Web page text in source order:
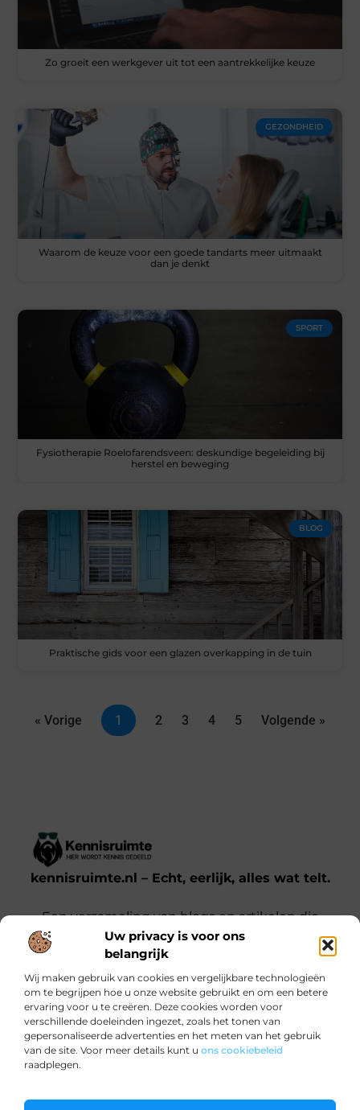
Uw privacy is voor ons
belangrijk
Wij maken gebruik van cookies en vergelijkbare technologieën
om te begrijpen hoe u onze website gebruikt en om een betere
ervaring voor u te creëren. Deze cookies worden voor
verschillende doeleinden ingezet, zoals het tonen van
gepersonaliseerde advertenties en het meten van het gebruik
van de site. Voor meer details kunt u ons cookiebeleid
raadplegen.
Zo groeit een werkgever uit tot een aantrekkelijke keuze
GEZONDHEID
Waarom de keuze voor een goede tandarts meer uitmaakt
dan je denkt
SPORT
Fysiotherapie Roelofarendsveen: deskundige begeleiding bij
herstel en beweging
BLOG
Praktische gids voor een glazen overkapping in de tuin
« Vorige 1 2 3 4 5 Volgende »
kennisruimte.nl – Echt, eerlijk, alles wat telt.
Een verzameling van blogs en artikelen die
een breed scala aan onderwerpen uit het
dagelijks leven behandelen.
Onze informatie
Bericht categorie